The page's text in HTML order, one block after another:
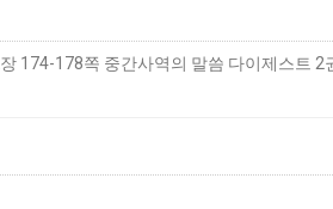
174-178쪽 중간사역의 말씀 다이제스트 2